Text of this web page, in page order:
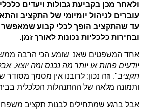
ולאחר מכן בקביעת גבולות ויעדים
עוברים לניהול יומיומי של התקציב
עד שהתקציב הופך לכלי קבוע שמאפשר
ובחירות כלכליות נכונות לאורך זמן.
אחד המשפטים שאני שומע הכי הרבה
יודעים פחות או יותר מה נכנס ומה יוצא,
תקציב". וזה נכון: לרובנו אין מסמך מסודר
ותמונה מלאה של ההתנהלות הכלכלית
אבל ברגע שמתחילים לבנות תקציב